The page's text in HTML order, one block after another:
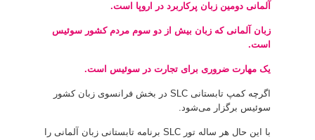
آلمانی دومین زبان پرکاربرد در اروپا است.
زبان آلمانی که زبان بیش از دو سوم مردم کشور سوئیس
است.
یک مهارت ضروری برای تجارت در سوئیس است.
اگرچه کمپ تابستانی SLC در بخش فرانسوی زبان کشور
سوئیس برگزار می‌شود.
با این حال هر ساله تور SLC برنامه تابستانی زبان آلمانی را